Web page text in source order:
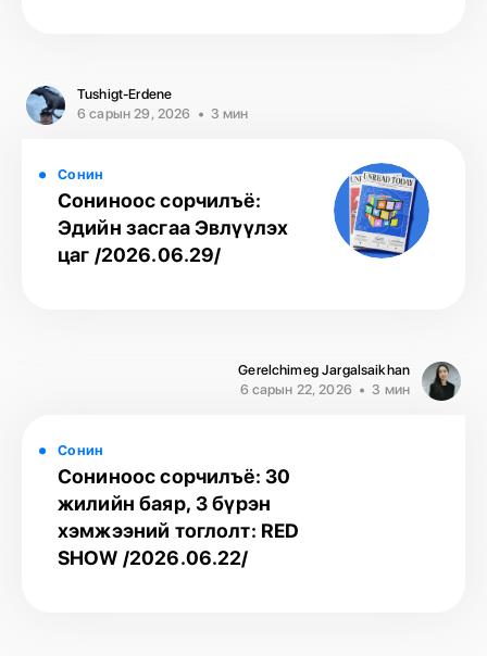
Tushigt-Erdene
6 сарын 29, 2026
3 мин
Сонин
Сониноос сорчилъё:
Эдийн засгаа Эвлүүлэх
цаг /2026.06.29/
Gerelchimeg Jargalsaikhan
6 сарын 22, 2026
3 мин
Сонин
Сониноос сорчилъё: 30
жилийн баяр, 3 бүрэн
хэмжээний тоглолт: RED
SHOW /2026.06.22/